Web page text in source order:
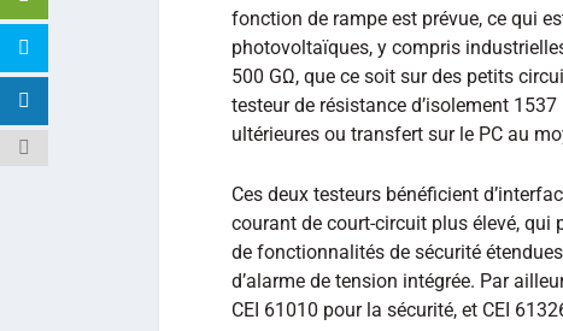
fonction de rampe est prévue, ce qui
photovoltaïques, y compris
500 GΩ, que ce soit sur des petits
testeur de résistance d’isolement
ultérieures ou transfert sur le PC au
Ces deux testeurs bénéficient
courant de court-circuit plus élevé, qui
de fonctionnalités de sécurité
d’alarme de tension intégrée. Par
CEI 61010 pour la sécurité, et CEI